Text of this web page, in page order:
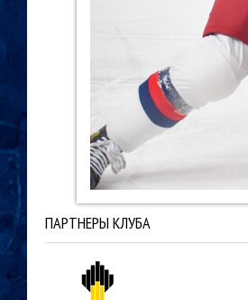
ПАРТНЕРЫ КЛУБА